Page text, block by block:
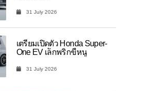
31 July 2026
เตรียมเปิดตัว Honda Super-
One EV เล็กพริกขี้หนู
31 July 2026